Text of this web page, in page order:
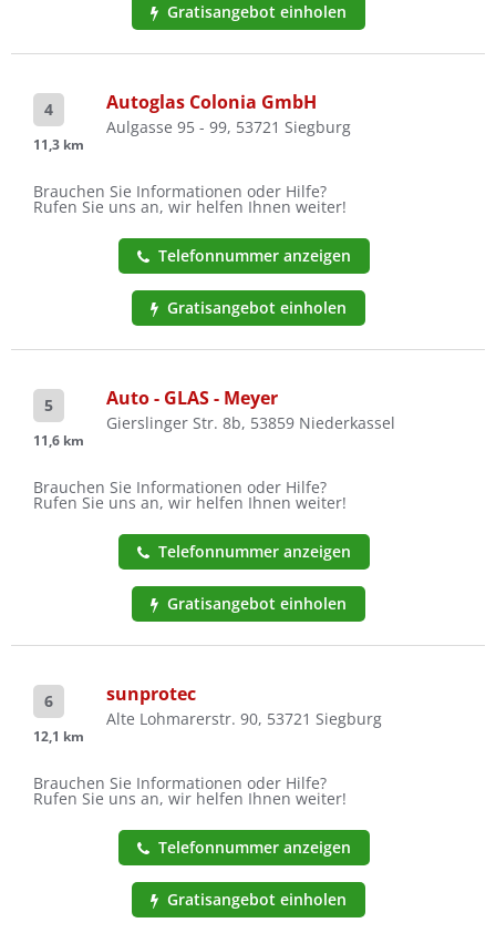
Gratisangebot einholen
4
11,3 km
Autoglas Colonia GmbH
Aulgasse 95 - 99, 53721 Siegburg
Brauchen Sie Informationen oder Hilfe?
Rufen Sie uns an, wir helfen Ihnen weiter!
Telefonnummer anzeigen
Gratisangebot einholen
5
11,6 km
Auto - GLAS - Meyer
Gierslinger Str. 8b, 53859 Niederkassel
Brauchen Sie Informationen oder Hilfe?
Rufen Sie uns an, wir helfen Ihnen weiter!
Telefonnummer anzeigen
Gratisangebot einholen
6
12,1 km
sunprotec
Alte Lohmarerstr. 90, 53721 Siegburg
Brauchen Sie Informationen oder Hilfe?
Rufen Sie uns an, wir helfen Ihnen weiter!
Telefonnummer anzeigen
Gratisangebot einholen